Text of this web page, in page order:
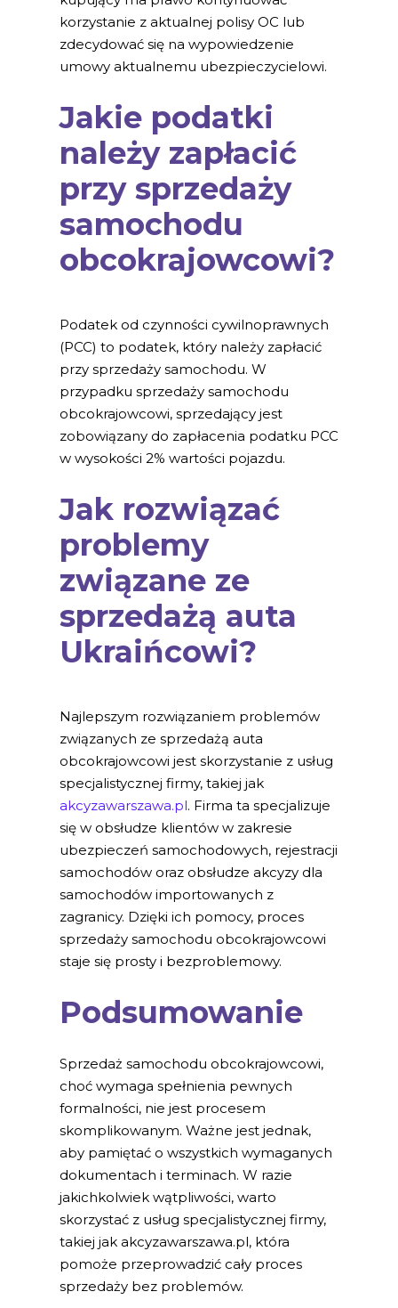
korzystanie z aktualnej polisy OC lub
zdecydować się na wypowiedzenie
umowy aktualnemu ubezpieczycielowi.
Jakie podatki
należy zapłacić
przy sprzedaży
samochodu
obcokrajowcowi?
Podatek od czynności cywilnoprawnych
(PCC) to podatek, który należy zapłacić
przy sprzedaży samochodu. W
przypadku sprzedaży samochodu
obcokrajowcowi, sprzedający jest
zobowiązany do zapłacenia podatku PCC
w wysokości 2% wartości pojazdu.
Jak rozwiązać
problemy
związane ze
sprzedażą auta
Ukraińcowi?
Najlepszym rozwiązaniem problemów
związanych ze sprzedażą auta
obcokrajowcowi jest skorzystanie z usług
specjalistycznej firmy, takiej jak
akcyzawarszawa.pl. Firma ta specjalizuje
się w obsłudze klientów w zakresie
ubezpieczeń samochodowych, rejestracji
samochodów oraz obsłudze akcyzy dla
samochodów importowanych z
zagranicy. Dzięki ich pomocy, proces
sprzedaży samochodu obcokrajowcowi
staje się prosty i bezproblemowy.
Podsumowanie
Sprzedaż samochodu obcokrajowcowi,
choć wymaga spełnienia pewnych
formalności, nie jest procesem
skomplikowanym. Ważne jest jednak,
aby pamiętać o wszystkich wymaganych
dokumentach i terminach. W razie
jakichkolwiek wątpliwości, warto
skorzystać z usług specjalistycznej firmy,
takiej jak akcyzawarszawa.pl, która
pomoże przeprowadzić cały proces
sprzedaży bez problemów.